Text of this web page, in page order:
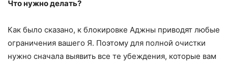
Что нужно делать?
Как было сказано, к блокировке Аджны приводят любые
ограничения вашего Я. Поэтому для полной очистки
нужно сначала выявить все те убеждения, которые вам